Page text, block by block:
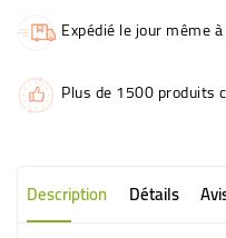
Expédié le jour même
Plus de 1500
Description Détails